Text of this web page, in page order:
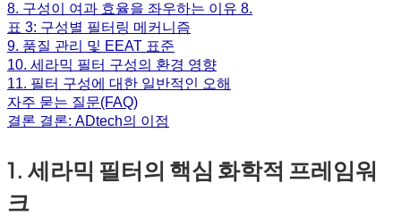
8. 구성이 여과 효율을 좌우하는 이유 8.
표 3: 구성별 필터링 메커니즘
9. 품질 관리 및 EEAT 표준
10. 세라믹 필터 구성의 환경 영향
11. 필터 구성에 대한 일반적인 오해
자주 묻는 질문(FAQ)
결론 결론: ADtech의 이점
1. 세라믹 필터의 핵심 화학적 프레임워
크